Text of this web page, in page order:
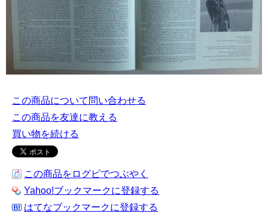
この商品について問い合わせる
この商品を友達に教える
買い物を続ける
この商品をログピでつぶやく
Yahoo!ブックマークに登録する
はてなブックマークに登録する